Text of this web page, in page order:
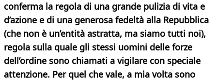
conferma la regola di una grande pulizia di vita e
d’azione e di una generosa fedeltà alla Repubblica
(che non è un’entità astratta, ma siamo tutti noi),
regola sulla quale gli stessi uomini delle forze
dell’ordine sono chiamati a vigilare con speciale
attenzione. Per quel che vale, a mia volta sono